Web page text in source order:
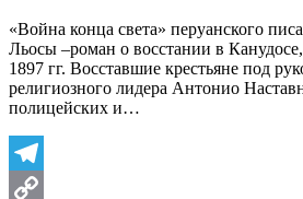
«Война конца света» перуанского
Льосы –роман о восстании в
1897 гг. Восставшие крестьяне под
религиозного лидера Антонио
полицейских и…
Telegram